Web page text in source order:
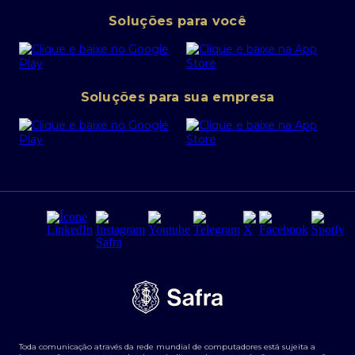
Canal de denúncias
Política de Segurança Cibernética
Portal da Privacidade
PRSAC
Regras e Parâmetros de Atuação Banco Safra
Segurança da Informação
Tarifas e serviços Pessoa Física
Transparência de remuneração
Abra sua conta PJ
SafraPay
Cartão Safra Empresas
Empréstimo e financiamentos PJ
Derivativos
Agronegócios
Soluções para você
Soluções para sua empresa
Toda comunicação através da rede mundial de computadores está sujeita a